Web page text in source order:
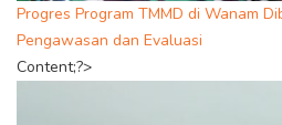
Progres Program TMMD di Wanam
Pengawasan dan Evaluasi
Content;?>